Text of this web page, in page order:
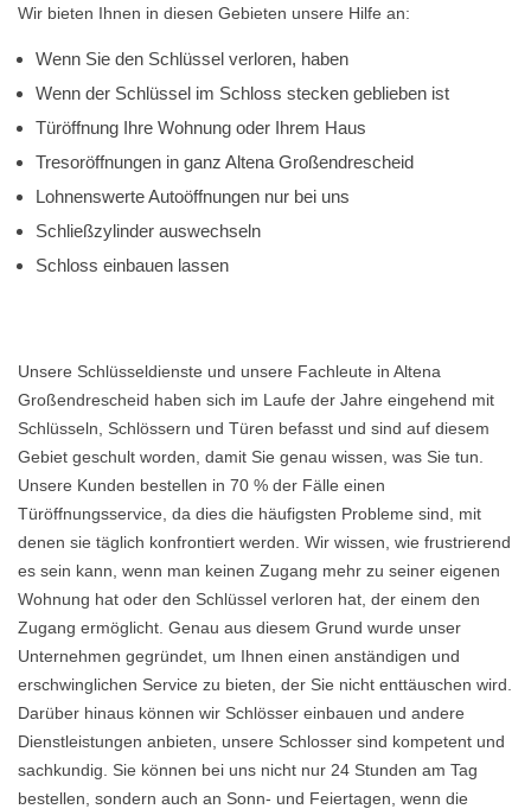
Wir bieten Ihnen in diesen Gebieten unsere Hilfe an:
Wenn Sie den Schlüssel verloren, haben
Wenn der Schlüssel im Schloss stecken geblieben ist
Türöffnung Ihre Wohnung oder Ihrem Haus
Tresoröffnungen in ganz Altena Großendrescheid
Lohnenswerte Autoöffnungen nur bei uns
Schließzylinder auswechseln
Schloss einbauen lassen
Unsere Schlüsseldienste und unsere Fachleute in Altena
Großendrescheid haben sich im Laufe der Jahre eingehend mit
Schlüsseln, Schlössern und Türen befasst und sind auf diesem
Gebiet geschult worden, damit Sie genau wissen, was Sie tun.
Unsere Kunden bestellen in 70 % der Fälle einen
Türöffnungsservice, da dies die häufigsten Probleme sind, mit
denen sie täglich konfrontiert werden. Wir wissen, wie frustrierend
es sein kann, wenn man keinen Zugang mehr zu seiner eigenen
Wohnung hat oder den Schlüssel verloren hat, der einem den
Zugang ermöglicht. Genau aus diesem Grund wurde unser
Unternehmen gegründet, um Ihnen einen anständigen und
erschwinglichen Service zu bieten, der Sie nicht enttäuschen wird.
Darüber hinaus können wir Schlösser einbauen und andere
Dienstleistungen anbieten, unsere Schlosser sind kompetent und
sachkundig. Sie können bei uns nicht nur 24 Stunden am Tag
bestellen, sondern auch an Sonn- und Feiertagen, wenn die